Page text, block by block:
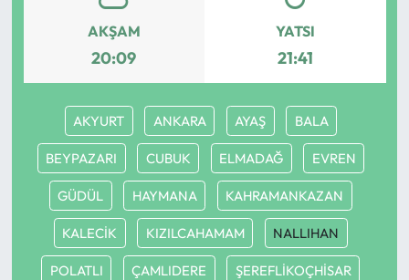
AKŞAM
20:09
YATSI
21:41
AKYURT ANKARA AYAŞ BALA
BEYPAZARI CUBUK ELMADAĞ EVREN
GÜDÜL HAYMANA KAHRAMANKAZAN
KALECİK KIZILCAHAMAM NALLIHAN
POLATLI ÇAMLIDERE ŞEREFLİKOÇHİSAR
Magazin
Mecitözü Haberleri
Oğuzlar Haberleri
Ortaköy Haberleri
Osmancık Haberleri
Otomotiv